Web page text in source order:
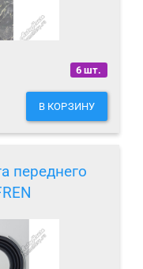
6 шт.
В КОРЗИНУ
переднего